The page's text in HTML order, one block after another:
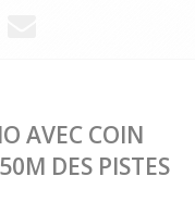
AVEC COIN
DES PISTES